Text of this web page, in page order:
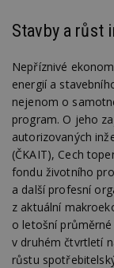
Stavby a růst
Nepříznivé
energií a
nejenom o
program. O jeho
autorizovaných
(ČKAIT), Cech
fondu životního
a další profesní
z aktuální
o letošní
v druhém čtvrtletí
růstu